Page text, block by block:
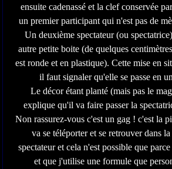
ensuite cadenassé et la clef conservée
un premier participant qui n'est pas de
Un deuxième spectateur (ou
autre petite boite (de quelques
est ronde et en plastique). Cette mise en
il faut signaler qu'elle se passe en
Le décor étant planté (mais pas le
explique qu'il va faire passer la
Non rassurez-vous c'est un gag ! c'est la
va se téléporter et se retrouver dans
spectateur et cela n'est possible que
et que j'utilise une formule que